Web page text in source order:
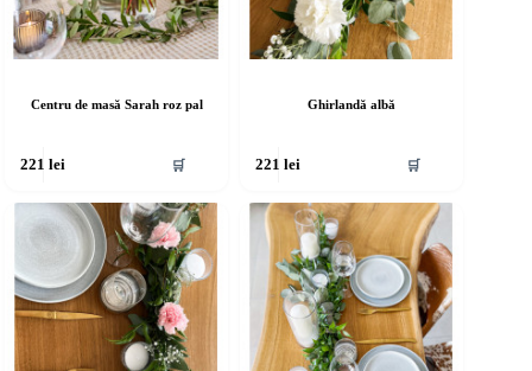
Centru de masă Sarah roz pal
221lei 🛒
Ghirlandă albă
221lei 🛒